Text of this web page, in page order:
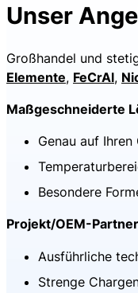
Unser
Großhandel und
Elemente, FeCrAl,
Maßgeschneiderte
Genau auf
Besondere
Projekt/OEM-
Ausführliche
Strenge